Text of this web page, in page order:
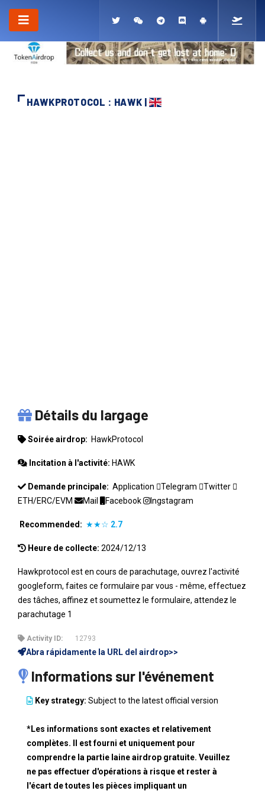
HAWKPROTOCOL : HAWK |
Détails du largage
Soirée airdrop: HawkProtocol
Incitation à l'activité: HAWK
Demande principale: Application Telegram
Twitter
ETH/ERC/EVM
Mail Facebook Ingstagram
Recommended: ★★☆ 2.7
Heure de collecte: 2024/12/13
Hawkprotocol est en cours de parachutage, ouvrez l'activité
googleform, faites ce formulaire par vous - même, effectuez
des tâches, affinez et soumettez le formulaire, attendez le
parachutage 1
Activity ID: 12793
Abra rápidamente la URL del airdrop>>
Informations sur l'événement
Key strategy: Subject to the latest official version
*Les informations sont exactes et relativement
complètes. Il est fourni et uniquement pour
comprendre la partie laine airdrop gratuite. Veuillez
ne pas effectuer d'opérations à risque et rester à
l'écart de toutes les pièces impliquant un